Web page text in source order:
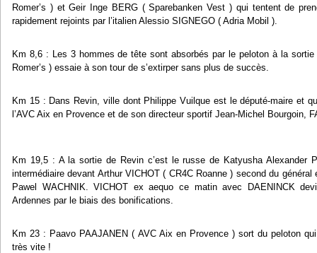
Romer’s ) et Geir Inge BERG ( Sparebanken Vest ) qui tentent de
rapidement rejoints par l’italien Alessio SIGNEGO ( Adria Mobil ).
Km 8,6 : Les 3 hommes de tête sont absorbés par le peloton à la
Romer’s ) essaie à son tour de s’extirper sans plus de succès.
Km 15 : Dans Revin, ville dont Philippe Vuilque est le député-maire et
l’AVC Aix en Provence et de son directeur sportif Jean-Michel Bourgoin,
Km 19,5 : A la sortie de Revin c’est le russe de Katyusha Alexander
intermédiaire devant Arthur VICHOT ( CR4C Roanne ) second du
Pawel WACHNIK. VICHOT ex aequo ce matin avec DAENINCK
Ardennes par le biais des bonifications.
Km 23 : Paavo PAAJANEN ( AVC Aix en Provence ) sort du peloton
très vite !